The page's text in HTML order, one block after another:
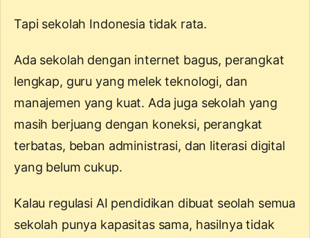
Tapi sekolah Indonesia tidak rata.
Ada sekolah dengan internet bagus, perangkat
lengkap, guru yang melek teknologi, dan
manajemen yang kuat. Ada juga sekolah yang
masih berjuang dengan koneksi, perangkat
terbatas, beban administrasi, dan literasi digital
yang belum cukup.
Kalau regulasi AI pendidikan dibuat seolah semua
sekolah punya kapasitas sama, hasilnya tidak